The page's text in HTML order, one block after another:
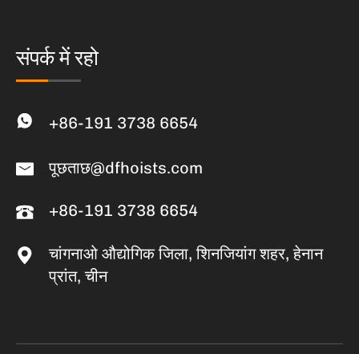
संपर्क में रहो
+86-191 3738 6654
पूछताछ@dfhoists.com
+86-191 3738 6654
चांगनाओ औद्योगिक जिला, शिनजियांग शहर, हेनान
प्रांत, चीन